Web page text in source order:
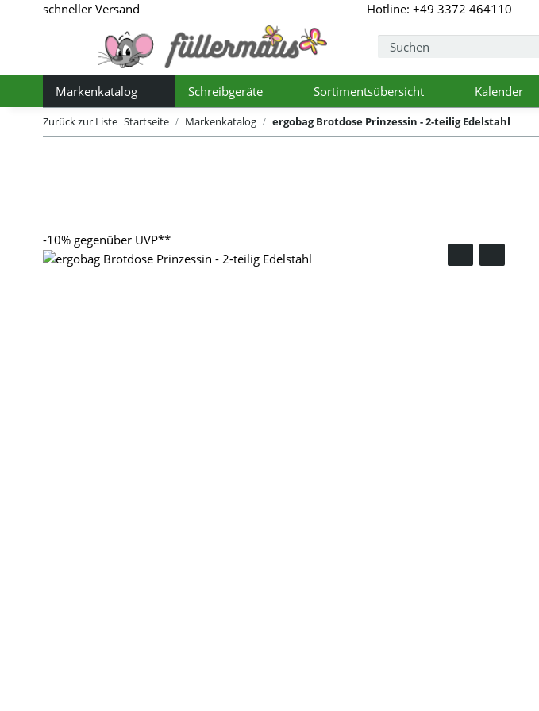
schneller Versand Hotline: +49 3372 464110
Markenkatalog
Toggle Dropdown
Schreibgeräte
Toggle Dropdown
Sortimentsübersicht
Toggle Dropdown
Kalender
Zurück zur Liste Startseite Markenkatalog ergobag Brotdose Prinzessin - 2-teilig Edelstahl
-10% gegenüber UVP**